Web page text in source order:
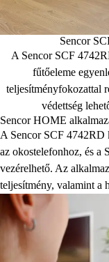
Sencor
A Sencor SCF
fűtőeleme
teljesítményfokozattal
védettség
Sencor HOME
A Sencor SCF 4742RD
az okostelefonhoz, és a
vezérelhető. Az
teljesítmény, valamint a